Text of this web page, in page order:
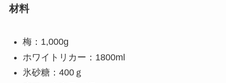
材料
梅：1,000g
ホワイトリカー：1800ml
氷砂糖：400ｇ